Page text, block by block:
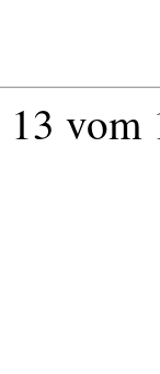
13 vom